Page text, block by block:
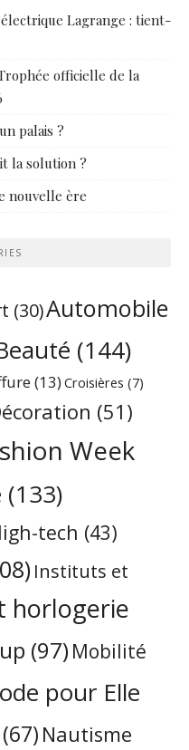
Lagrange : tient-
officielle de la
palais ?
la solution ?
nouvelle ère
(30)Automobile
(144)
(13) Croisières (7)
(51)
Week
(133)
tech (43)
Instituts et
horlogerie
(97) Mobilité
pour Elle
(67) Nautisme